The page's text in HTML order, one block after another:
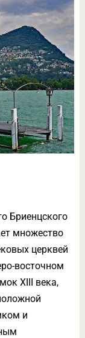
Бриенцского
множество
церквей
восточном
XIII века,
и